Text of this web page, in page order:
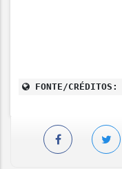
FONTE/CRÉDITOS: